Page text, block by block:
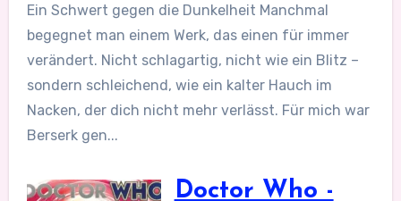
Ein Schwert gegen die Dunkelheit Manchmal
begegnet man einem Werk, das einen für immer
verändert. Nicht schlagartig, nicht wie ein Blitz –
sondern schleichend, wie ein kalter Hauch im
Nacken, der dich nicht mehr verlässt. Für mich war
Berserk gen...
Doctor Who -